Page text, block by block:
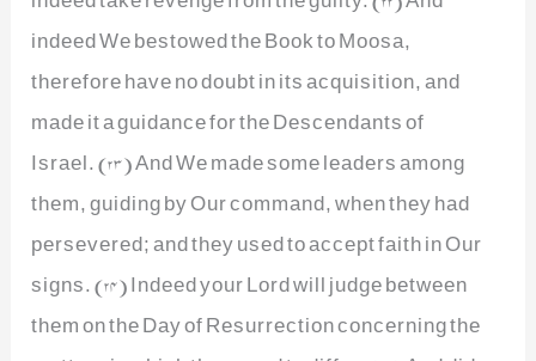
indeed We bestowed the Book to Moosa,
therefore have no doubt in its acquisition, and
made it a guidance for the Descendants of
Israel. (23) And We made some leaders among
them, guiding by Our command, when they had
persevered; and they used to accept faith in Our
signs. (24) Indeed your Lord will judge between
them on the Day of Resurrection concerning the